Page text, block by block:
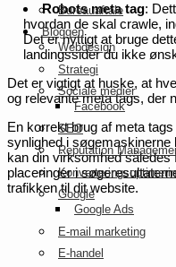
Bureauaftale
Bloggen
Webdesign
Strategi
Sociale medier
Facebook
SEO
Reputation
Google
Google Ads
E-mail marketing
E-handel
Robots meta tag:
hvordan de skal crawle,
Det er nyttigt at bruge
landingssider du ikke
Det er vigtigt at huske, at
og relevante meta tags, der
En korrekt brug af meta
synlighed i søgemaskinerne
kan din virksomhed således
placeringer i
trafikken til dit website.